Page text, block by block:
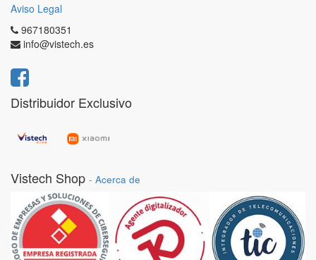
Aviso Legal
967180351
info@vistech.es
Distribuidor Exclusivo
Vistech Shop - Acerca de